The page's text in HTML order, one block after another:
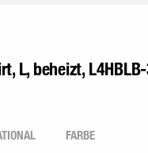
L, beheizt,
FARBE